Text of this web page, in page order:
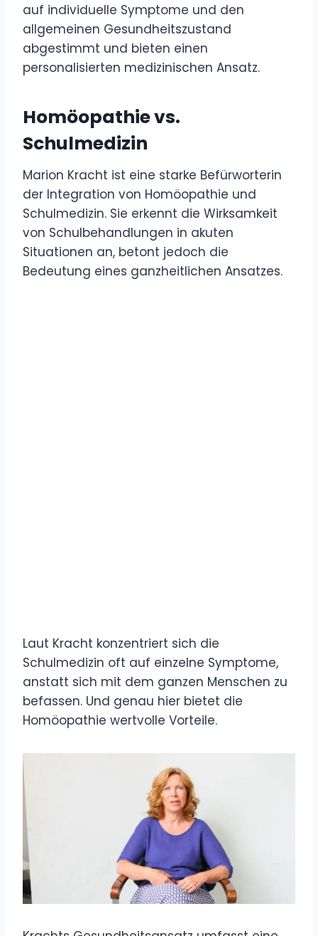
auf individuelle Symptome und den
allgemeinen Gesundheitszustand
abgestimmt und bieten einen
personalisierten medizinischen Ansatz.
Homöopathie vs.
Schulmedizin
Marion Kracht ist eine starke Befürworterin
der Integration von Homöopathie und
Schulmedizin. Sie erkennt die Wirksamkeit
von Schulbehandlungen in akuten
Situationen an, betont jedoch die
Bedeutung eines ganzheitlichen Ansatzes.
Laut Kracht konzentriert sich die
Schulmedizin oft auf einzelne Symptome,
anstatt sich mit dem ganzen Menschen zu
befassen. Und genau hier bietet die
Homöopathie wertvolle Vorteile.